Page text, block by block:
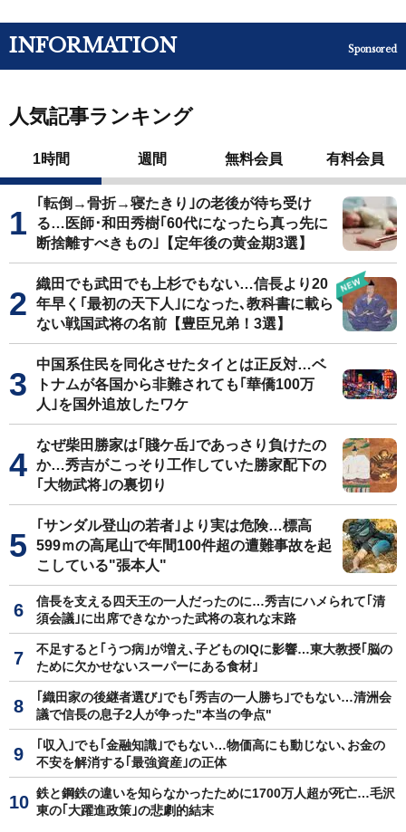
INFORMATION Sponsored
人気記事ランキング
1時間 週間 無料会員 有料会員
｢転倒→骨折→寝たきり｣の老後が待ち受け
る…医師･和田秀樹｢60代になったら真っ先に
断捨離すべきもの｣【定年後の黄金期3選】
織田でも武田でも上杉でもない…信長より20
年早く｢最初の天下人｣になった､教科書に載ら
ない戦国武将の名前【豊臣兄弟！3選】
中国系住民を同化させたタイとは正反対…ベ
トナムが各国から非難されても｢華僑100万
人｣を国外追放したワケ
なぜ柴田勝家は｢賤ケ岳｣であっさり負けたの
か…秀吉がこっそり工作していた勝家配下の
｢大物武将｣の裏切り
｢サンダル登山の若者｣より実は危険…標高
599ｍの高尾山で年間100件超の遭難事故を起
こしている"張本人"
信長を支える四天王の一人だったのに…秀吉にハメられて｢清
須会議｣に出席できなかった武将の哀れな末路
不足すると｢うつ病｣が増え､子どものIQに影響…東大教授｢脳の
ために欠かせないスーパーにある食材｣
｢織田家の後継者選び｣でも｢秀吉の一人勝ち｣でもない…清洲会
議で信長の息子2人が争った"本当の争点"
｢収入｣でも｢金融知識｣でもない…物価高にも動じない､お金の
不安を解消する｢最強資産｣の正体
鉄と鋼鉄の違いを知らなかったために1700万人超が死亡…毛沢
東の｢大躍進政策｣の悲劇的結末